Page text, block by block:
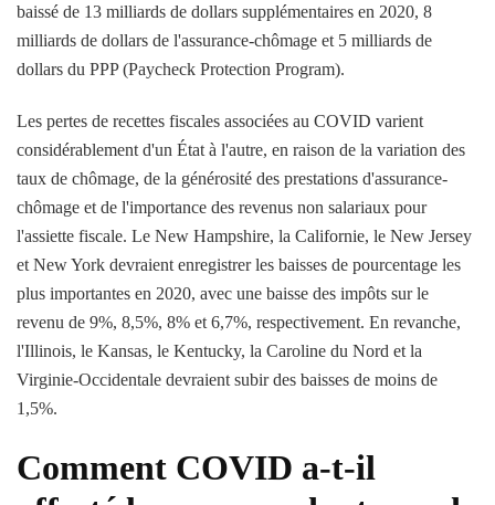
baissé de 13 milliards de dollars supplémentaires en 2020, 8
milliards de dollars de l'assurance-chômage et 5 milliards de
dollars du PPP (Paycheck Protection Program).
Les pertes de recettes fiscales associées au COVID varient
considérablement d'un État à l'autre, en raison de la variation des
taux de chômage, de la générosité des prestations d'assurance-
chômage et de l'importance des revenus non salariaux pour
l'assiette fiscale. Le New Hampshire, la Californie, le New Jersey
et New York devraient enregistrer les baisses de pourcentage les
plus importantes en 2020, avec une baisse des impôts sur le
revenu de 9%, 8,5%, 8% et 6,7%, respectivement. En revanche,
l'Illinois, le Kansas, le Kentucky, la Caroline du Nord et la
Virginie-Occidentale devraient subir des baisses de moins de
1,5%.
Comment COVID a-t-il